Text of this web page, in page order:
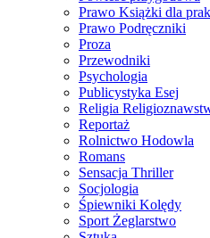
Prawo Książki dla
Prawo Podręczniki
Proza
Przewodniki
Psychologia
Publicystyka Esej
Religia
Reportaż
Rolnictwo Hodowla
Romans
Sensacja Thriller
Socjologia
Śpiewniki Kolędy
Sport Żeglarstwo